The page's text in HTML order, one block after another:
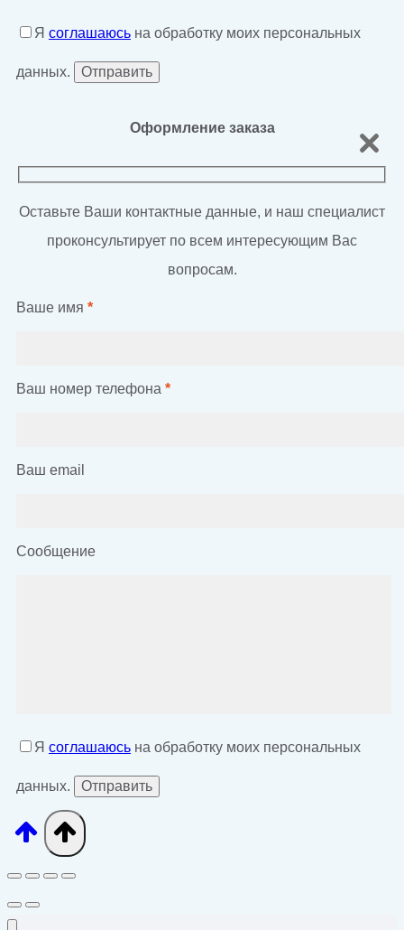
Я соглашаюсь на обработку моих персональных
данных.
Оформление заказа
Оставьте Ваши контактные данные, и наш специалист
проконсультирует по всем интересующим Вас
вопросам.
Ваше имя *
Ваш номер телефона *
Ваш email
Сообщение
Я соглашаюсь на обработку моих персональных
данных.